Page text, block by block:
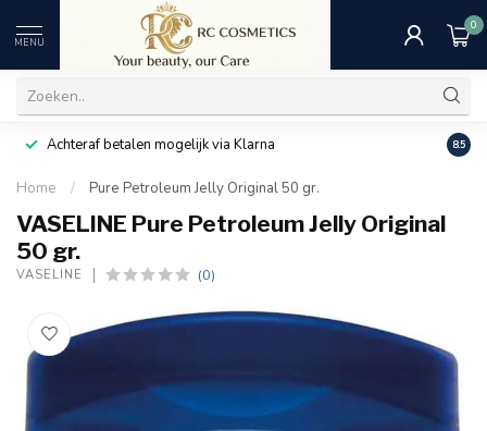
MENU
0
Achteraf betalen mogelijk via Klarna 8.5
Home / Pure Petroleum Jelly Original 50 gr.
VASELINE Pure Petroleum Jelly Original
50 gr.
VASELINE (0)